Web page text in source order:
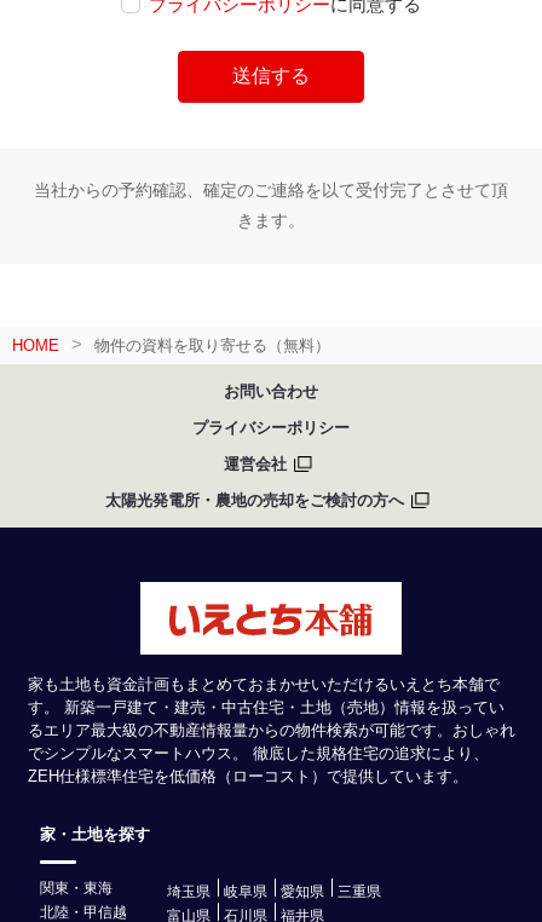
プライバシーポリシーに同意する
当社からの予約確認、確定のご連絡を以て受付完了とさせて頂
きます。
HOME 物件の資料を取り寄せる（無料）
お問い合わせ
プライバシーポリシー
運営会社
太陽光発電所・農地の売却をご検討の方へ
家も土地も資金計画もまとめておまかせいただけるいえとち本舗で
す。 新築一戸建て・建売・中古住宅・土地（売地）情報を扱ってい
るエリア最大級の不動産情報量からの物件検索が可能です。おしゃれ
でシンプルなスマートハウス。 徹底した規格住宅の追求により、
ZEH仕様標準住宅を低価格（ローコスト）で提供しています。
家・土地を探す
関東・東海 埼玉県 岐阜県 愛知県
三重県
北陸・甲信越
富山県 石川県 福井県